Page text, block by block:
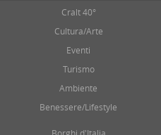
Cralt 40°
Cultura/Arte
Eventi
Turismo
Ambiente
Benessere/Lifestyle
Borghi d'Italia